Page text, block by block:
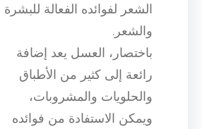
الشعر لفوائده الفعالة للبشرة
والشعر.
باختصار، العسل يعد إضافة
رائعة إلى كثير من الأطباق
والحلويات والمشروبات،
ويمكن الاستفادة من فوائده